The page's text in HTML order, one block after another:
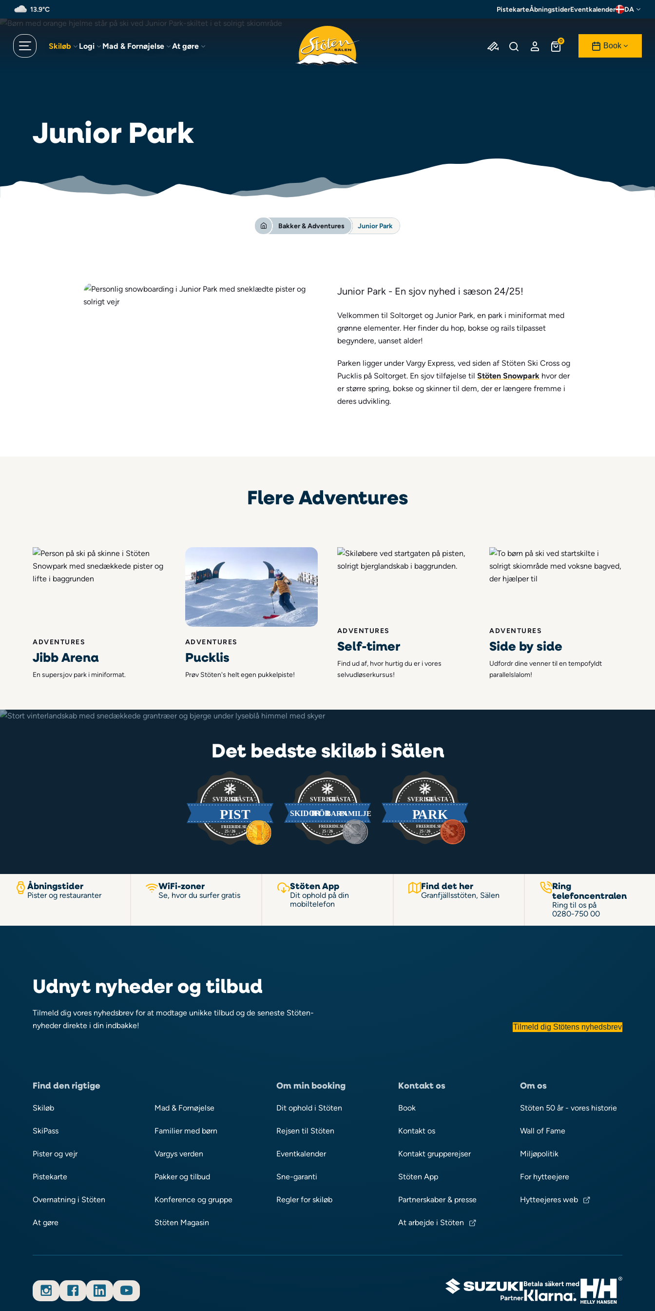
Spring
til
13.9°C PistekarteÅbningstiderEventkalender DA
Skiløb Logi Mad & Fornøjelse At gøre
0
Book
Junior Park
Bakker & Adventures Junior Park
Junior Park - En sjov nyhed i sæson 24/25!
Velkommen til Soltorget og Junior Park, en park i miniformat med
grønne elementer. Her finder du hop, bokse og rails tilpasset
begyndere, uanset alder!
Parken ligger under Vargy Express, ved siden af Stöten Ski Cross og
Pucklis på Soltorget. En sjov tilføjelse til Stöten Snowpark hvor der
er større spring, bokse og skinner til dem, der er længere fremme i
deres udvikling.
Flere Adventures
ADVENTURES
Jibb Arena
En supersjov park i miniformat.
ADVENTURES
Pucklis
Prøv Stöten's helt egen pukkelpiste!
ADVENTURES
Self-timer
Find ud af, hvor hurtig du er i vores
selvudløserkursus!
ADVENTURES
Side by side
Udfordr dine venner til en tempofyldt
parallelslalom!
Det bedste skiløb i Sälen
Åbningstider
Pister og restauranter
WiFi-zoner
Se, hvor du surfer gratis
Stöten App
Dit ophold på din
mobiltelefon
Find det her
Granfjällsstöten, Sälen
Ring
telefoncentralen
Ring til os på
0280-750 00
Udnyt nyheder og tilbud
Tilmeld dig vores nyhedsbrev for at modtage unikke tilbud og de seneste Stöten-
nyheder direkte i din indbakke!
Tilmeld dig Stötens nyhedsbrev
Find den rigtige
Skiløb
SkiPass
Pister og vejr
Pistekarte
Overnatning i Stöten
At gøre
Mad & Fornøjelse
Familier med børn
Vargys verden
Pakker og tilbud
Konference og gruppe
Stöten Magasin
Om min booking
Dit ophold i Stöten
Rejsen til Stöten
Eventkalender
Sne-garanti
Regler for skiløb
Kontakt os
Book
Kontakt os
Kontakt grupperejser
Stöten App
Partnerskaber & presse
At arbejde i Stöten
Om os
Stöten 50 år - vores historie
Wall of Fame
Miljøpolitik
For hytteejere
Hytteejeres web